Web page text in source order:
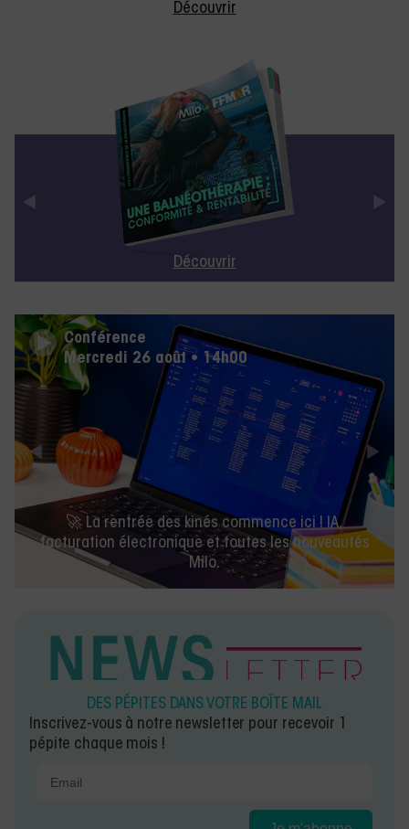
Découvrir
Découvrir
Conférence
Mercredi 26 août • 14h00
🚀 La rentrée des kinés commence ici ! IA,
facturation électronique et toutes les nouveautés
Milo.
DES PÉPITES DANS VOTRE BOÎTE MAIL
Inscrivez-vous à notre newsletter pour recevoir 1
pépite chaque mois !